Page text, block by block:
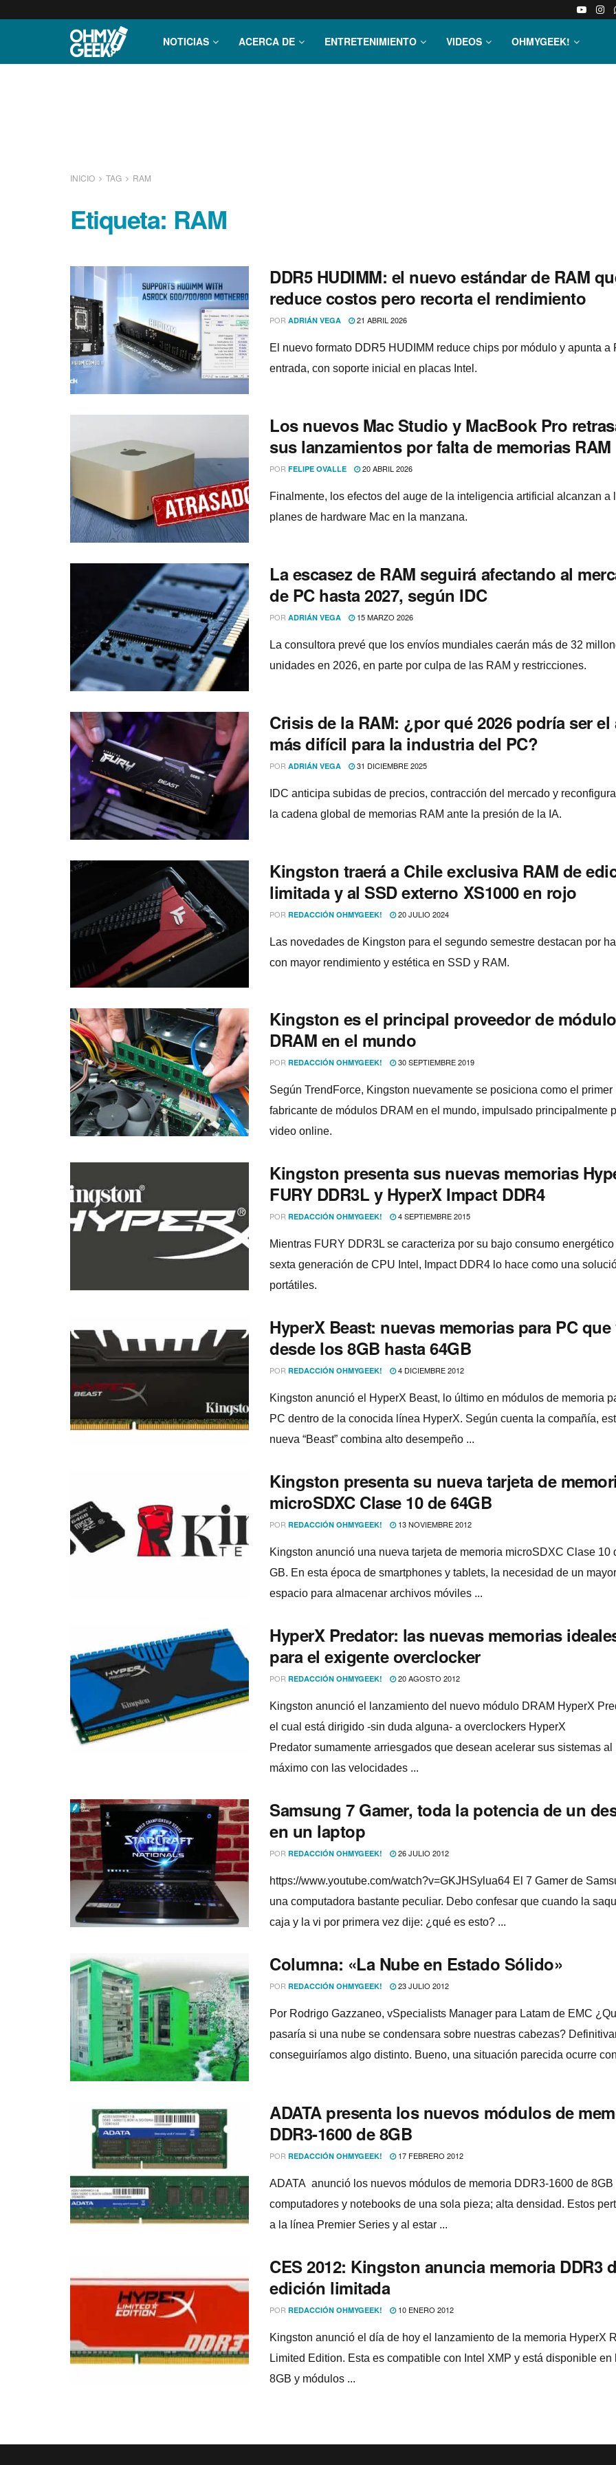
NOTICIAS ACERCA DE ENTRETENIMIENTO VIDEOS OHMYGEEK!
INICIO TAG RAM
Etiqueta: RAM
DDR5 HUDIMM: el nuevo estándar de RAM
reduce costos pero recorta el rendimiento
POR ADRIÁN VEGA 21 ABRIL 2026
El nuevo formato DDR5 HUDIMM reduce chips por módulo y apunta a
entrada, con soporte inicial en placas Intel.
Los nuevos Mac Studio y MacBook Pro
sus lanzamientos por falta de memorias RAM
POR FELIPE OVALLE 20 ABRIL 2026
Finalmente, los efectos del auge de la inteligencia artificial alcanzan a
planes de hardware Mac en la manzana.
La escasez de RAM seguirá afectando al
de PC hasta 2027, según IDC
POR ADRIÁN VEGA 15 MARZO 2026
La consultora prevé que los envíos mundiales caerán más de 32
unidades en 2026, en parte por culpa de las RAM y restricciones.
Crisis de la RAM: ¿por qué 2026 podría ser el
más difícil para la industria del PC?
POR ADRIÁN VEGA 31 DICIEMBRE 2025
IDC anticipa subidas de precios, contracción del mercado y
la cadena global de memorias RAM ante la presión de la IA.
Kingston traerá a Chile exclusiva RAM de
limitada y al SSD externo XS1000 en rojo
POR REDACCIÓN OHMYGEEK! 20 JULIO 2024
Las novedades de Kingston para el segundo semestre destacan por
con mayor rendimiento y estética en SSD y RAM.
Kingston es el principal proveedor de
DRAM en el mundo
POR REDACCIÓN OHMYGEEK! 30 SEPTIEMBRE 2019
Según TrendForce, Kingston nuevamente se posiciona como el primer
fabricante de módulos DRAM en el mundo, impulsado principalmente
video online.
Kingston presenta sus nuevas memorias
FURY DDR3L y HyperX Impact DDR4
POR REDACCIÓN OHMYGEEK! 4 SEPTIEMBRE 2015
Mientras FURY DDR3L se caracteriza por su bajo consumo
sexta generación de CPU Intel, Impact DDR4 lo hace como una
portátiles.
HyperX Beast: nuevas memorias para PC que
desde los 8GB hasta 64GB
POR REDACCIÓN OHMYGEEK! 4 DICIEMBRE 2012
Kingston anunció el HyperX Beast, lo último en módulos de memoria
PC dentro de la conocida lí­nea HyperX. Según cuenta la compañí­a,
nueva “Beast” combina alto desempeño ...
Kingston presenta su nueva tarjeta de
microSDXC Clase 10 de 64GB
POR REDACCIÓN OHMYGEEK! 13 NOVIEMBRE 2012
Kingston anunció una nueva tarjeta de memoria microSDXC Clase 10
GB. En esta época de smartphones y tablets, la necesidad de un mayor
espacio para almacenar archivos móviles ...
HyperX Predator: las nuevas memorias
para el exigente overclocker
POR REDACCIÓN OHMYGEEK! 20 AGOSTO 2012
Kingston anunció el lanzamiento del nuevo módulo DRAM HyperX
el cual está dirigido -sin duda alguna- a overclockers HyperX
Predator sumamente arriesgados que desean acelerar sus sistemas al
máximo con las velocidades ...
Samsung 7 Gamer, toda la potencia de un
en un laptop
POR REDACCIÓN OHMYGEEK! 26 JULIO 2012
https://www.youtube.com/watch?v=GKJHSylua64 El 7 Gamer de
una computadora bastante peculiar. Debo confesar que cuando la
caja y la vi por primera vez dije: ¿qué es esto? ...
Columna: «La Nube en Estado Sólido»
POR REDACCIÓN OHMYGEEK! 23 JULIO 2012
Por Rodrigo Gazzaneo, vSpecialists Manager para Latam de EMC
pasarí­a si una nube se condensara sobre nuestras cabezas?
conseguirí­amos algo distinto. Bueno, una situación parecida ocurre
ADATA presenta los nuevos módulos de
DDR3-1600 de 8GB
POR REDACCIÓN OHMYGEEK! 17 FEBRERO 2012
ADATA anunció los nuevos módulos de memoria DDR3-1600 de 8GB
computadores y notebooks de una sola pieza; alta densidad. Estos
a la lí­nea Premier Series y al estar ...
CES 2012: Kingston anuncia memoria DDR3
edición limitada
POR REDACCIÓN OHMYGEEK! 10 ENERO 2012
Kingston anunció el dí­a de hoy el lanzamiento de la memoria HyperX
Limited Edition. Esta es compatible con Intel XMP y está disponible en
8GB y módulos ...